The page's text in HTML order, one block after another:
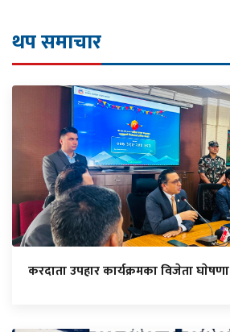
थप समाचार
करदाता उपहार कार्यक्रमका विजेता घाेषणा